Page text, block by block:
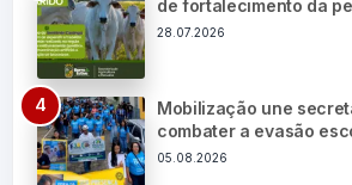
de fortalecimento da
28.07.2026
Mobilização une
combater a evasão
05.08.2026